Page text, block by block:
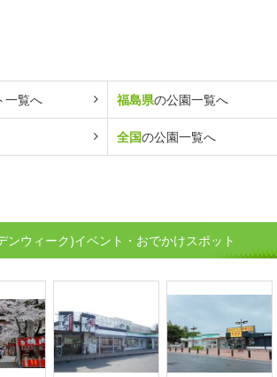
一覧へ 福島県の公園一覧へ
全国の公園一覧へ
ンウィーク)イベント・おでかけスポット